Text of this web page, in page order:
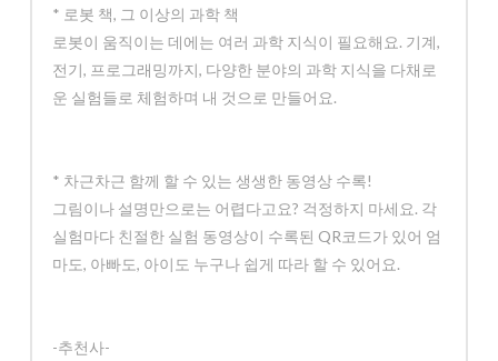
* 로봇 책, 그 이상의 과학 책
로봇이 움직이는 데에는 여러 과학 지식이 필요해요. 기계,
전기, 프로그래밍까지, 다양한 분야의 과학 지식을 다채로
운 실험들로 체험하며 내 것으로 만들어요.
* 차근차근 함께 할 수 있는 생생한 동영상 수록!
그림이나 설명만으로는 어렵다고요? 걱정하지 마세요. 각
실험마다 친절한 실험 동영상이 수록된 QR코드가 있어 엄
마도, 아빠도, 아이도 누구나 쉽게 따라 할 수 있어요.
-추천사-